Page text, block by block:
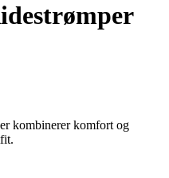
kombinerer komfort og